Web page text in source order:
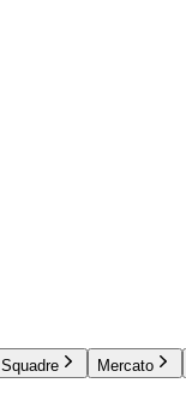
Squadre Mercato